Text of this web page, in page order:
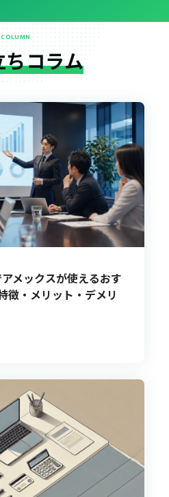
COLUMN
コラム
メックスが使えるおす
徴・メリット・デメリ